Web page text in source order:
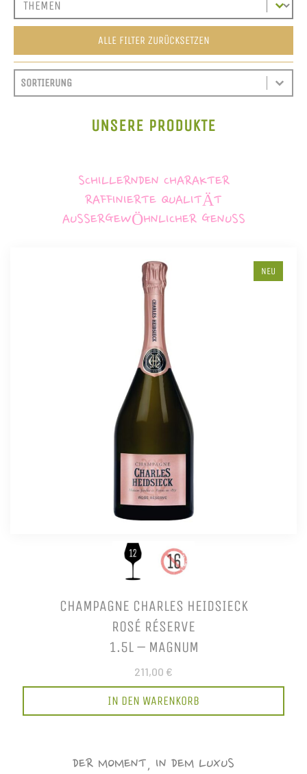
ALLE FILTER ZURÜCKSETZEN
SORTIEREN
SORT CONTENT
SORT CONTENT
UNSERE PRODUKTE
SCHILLERNDEN CHARAKTER
RAFFINIERTE QUALITÄT
AUSSERGEWÖHNLICHER GENUSS
NEU
CHAMPAGNE CHARLES HEIDSIECK
ROSÉ RÉSERVE
1.5L – MAGNUM
211,00 €
IN DEN WARENKORB
DER MOMENT, IN DEM LUXUS